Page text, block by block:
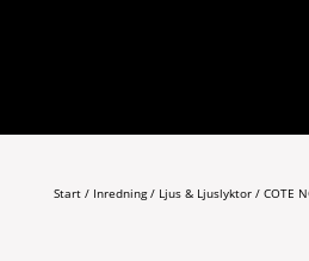
Start/ Inredning/ Ljus & Ljuslyktor/ COTE